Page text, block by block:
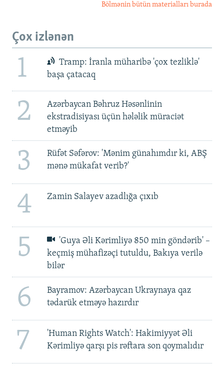
Bölmənin bütün materialları burada
Çox izlənən
1
Tramp: İranla müharibə 'çox tezliklə'
başa çatacaq
2
Azərbaycan Bəhruz Həsənlinin
ekstradisiyası üçün hələlik müraciət
etməyib
3
Rüfət Səfərov: 'Mənim günahımdır ki, ABŞ
mənə mükafat verib?'
4 Zamin Salayev azadlığa çıxıb
5
'Guya Əli Kərimliyə 850 min göndərib' –
keçmiş mühafizəçi tutuldu, Bakıya verilə
bilər
6
Bayramov: Azərbaycan Ukraynaya qaz
tədarük etməyə hazırdır
7
'Human Rights Watch': Hakimiyyət Əli
Kərimliyə qarşı pis rəftara son qoymalıdır